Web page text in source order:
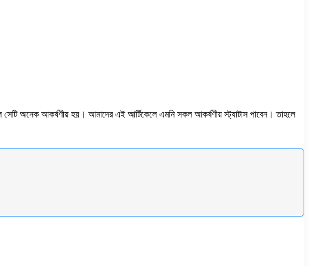
অনেক আকর্ষণীয় হয়। আমাদের এই আর্টিকেলে এমনি সকল আকর্ষণীয় স্ট্যাটাস পাবেন। তাহলে